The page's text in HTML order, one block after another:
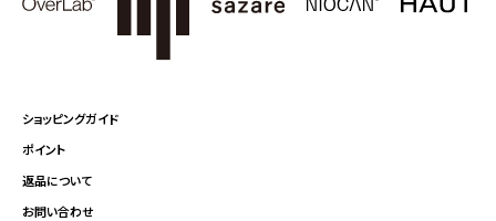
ショッピングガイド
ポイント
返品について
お問い合わせ